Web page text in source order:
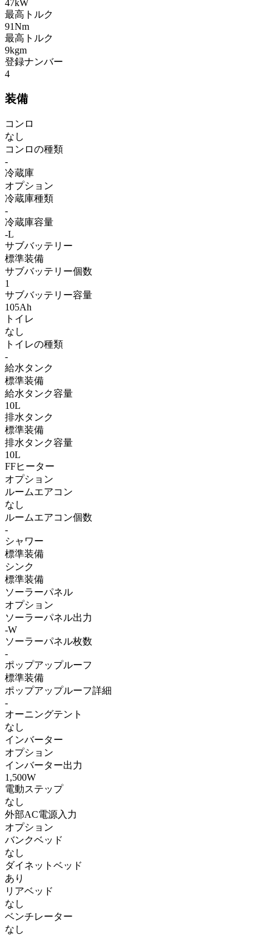
47kW
最高トルク
91Nm
最高トルク
9kgm
登録ナンバー
4
装備
コンロ
なし
コンロの種類
-
冷蔵庫
オプション
冷蔵庫種類
-
冷蔵庫容量
-L
サブバッテリー
標準装備
サブバッテリー個数
1
サブバッテリー容量
105Ah
トイレ
なし
トイレの種類
-
給水タンク
標準装備
給水タンク容量
10L
排水タンク
標準装備
排水タンク容量
10L
FFヒーター
オプション
ルームエアコン
なし
ルームエアコン個数
-
シャワー
標準装備
シンク
標準装備
ソーラーパネル
オプション
ソーラーパネル出力
-W
ソーラーパネル枚数
-
ポップアップルーフ
標準装備
ポップアップルーフ詳細
-
オーニングテント
なし
インバーター
オプション
インバーター出力
1,500W
電動ステップ
なし
外部AC電源入力
オプション
バンクベッド
なし
ダイネットベッド
あり
リアベッド
なし
ベンチレーター
なし